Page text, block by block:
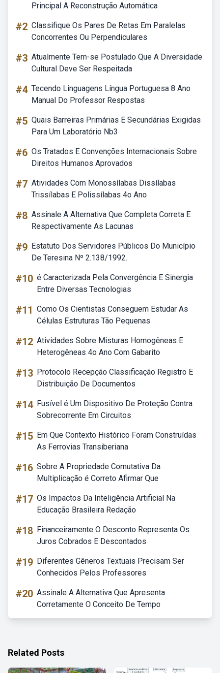
Principal A Reconstrução Automática
#2 Classifique Os Pares De Retas Em Paralelas
Concorrentes Ou Perpendiculares
#3 Atualmente Tem-se Postulado Que A Diversidade
Cultural Deve Ser Respeitada
#4 Tecendo Linguagens Língua Portuguesa 8 Ano
Manual Do Professor Respostas
#5 Quais Barreiras Primárias E Secundárias Exigidas
Para Um Laboratório Nb3
#6 Os Tratados E Convenções Internacionais Sobre
Direitos Humanos Aprovados
#7 Atividades Com Monossílabas Dissílabas
Trissílabas E Polissílabas 4o Ano
#8 Assinale A Alternativa Que Completa Correta E
Respectivamente As Lacunas
#9 Estatuto Dos Servidores Públicos Do Município
De Teresina Nº 2.138/1992.
#10 é Caracterizada Pela Convergência E Sinergia
Entre Diversas Tecnologias
#11 Como Os Cientistas Conseguem Estudar As
Células Estruturas Tão Pequenas
#12 Atividades Sobre Misturas Homogêneas E
Heterogêneas 4o Ano Com Gabarito
#13 Protocolo Recepção Classificação Registro E
Distribuição De Documentos
#14 Fusível é Um Dispositivo De Proteção Contra
Sobrecorrente Em Circuitos
#15 Em Que Contexto Histórico Foram Construídas
As Ferrovias Transiberiana
#16 Sobre A Propriedade Comutativa Da
Multiplicação é Correto Afirmar Que
#17 Os Impactos Da Inteligência Artificial Na
Educação Brasileira Redação
#18 Financeiramente O Desconto Representa Os
Juros Cobrados E Descontados
#19 Diferentes Gêneros Textuais Precisam Ser
Conhecidos Pelos Professores
#20 Assinale A Alternativa Que Apresenta
Corretamente O Conceito De Tempo
Related Posts